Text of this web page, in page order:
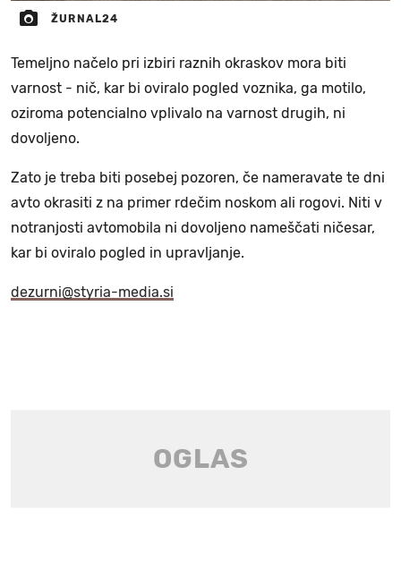
ŽURNAL24
Temeljno načelo pri izbiri raznih okraskov mora biti
varnost - nič, kar bi oviralo pogled voznika, ga motilo,
oziroma potencialno vplivalo na varnost drugih, ni
dovoljeno.
Zato je treba biti posebej pozoren, če nameravate te dni
avto okrasiti z na primer rdečim noskom ali rogovi. Niti v
notranjosti avtomobila ni dovoljeno nameščati ničesar,
kar bi oviralo pogled in upravljanje.
dezurni@styria-media.si